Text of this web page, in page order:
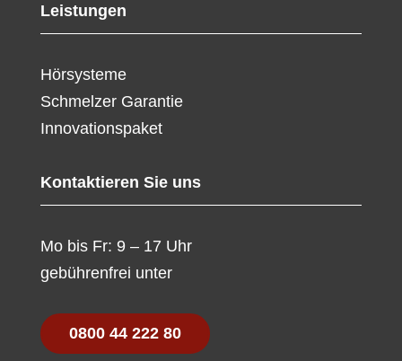
Leistungen
Hörsysteme
Schmelzer Garantie
Innovationspaket
Kontaktieren Sie uns
Mo bis Fr: 9 – 17 Uhr
gebührenfrei unter
0800 44 222 80